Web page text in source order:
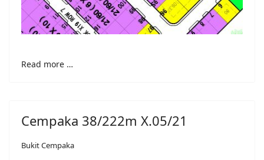
Read more …
Cempaka 38/222m X.05/21
Bukit Cempaka